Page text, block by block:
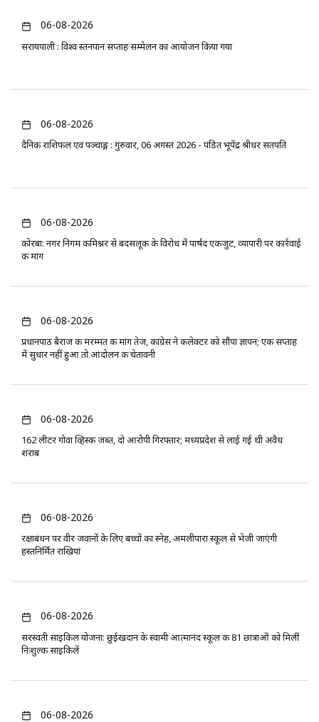
06-08-2026
सरायपाली : विश्व स्तनपान सप्ताह सम्मेलन का आयोजन किया गया
06-08-2026
दैनिक राशिफल एवं पञ्चाङ्ग : गुरुवार, 06 अगस्त 2026 - पंडित भूपेंद्र श्रीधर सतपति
06-08-2026
कोरबा: नगर निगम कमिश्नर से बदसलूकी के विरोध में पार्षद एकजुट, व्यापारी पर कार्रवाई
की मांग
06-08-2026
प्रधानपाठ बैराज की मरम्मत की मांग तेज, कांग्रेस ने कलेक्टर को सौंपा ज्ञापन; एक सप्ताह
में सुधार नहीं हुआ तो आंदोलन की चेतावनी
06-08-2026
162 लीटर गोवा व्हिस्की जब्त, दो आरोपी गिरफ्तार; मध्यप्रदेश से लाई गई थी अवैध
शराब
06-08-2026
रक्षाबंधन पर वीर जवानों के लिए बच्चों का स्नेह, अमलीपारा स्कूल से भेजी जाएंगी
हस्तनिर्मित राखियां
06-08-2026
सरस्वती साइकिल योजना: छुईखदान के स्वामी आत्मानंद स्कूल की 81 छात्राओं को मिलीं
निःशुल्क साइकिलें
06-08-2026